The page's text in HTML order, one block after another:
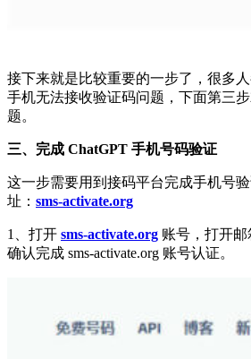
接下来就是比较重要的一步了，很多
手机无法接收验证码问题，下面第三
题。
三、完成 ChatGPT 手机号码验证
这一步需要用到接码平台完成手机号
址： sms-activate.org
1、打开 sms-activate.org 账号，打开
确认完成 sms-activate.org 账号认证。